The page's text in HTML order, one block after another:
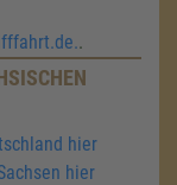
.
hier
hier